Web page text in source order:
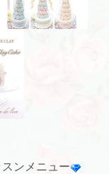
ンメニュー